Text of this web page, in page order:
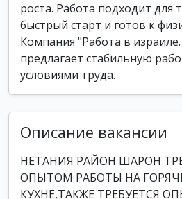
роста. Работа подходит для
быстрый старт и готов к
Компания "Работа в
предлагает стабильную
условиями труда.
Описание вакансии
НЕТАНИЯ РАЙОН ШАРОН
ОПЫТОМ РАБОТЫ НА
КУХНЕ,ТАКЖЕ ТРЕБУЕТСЯ